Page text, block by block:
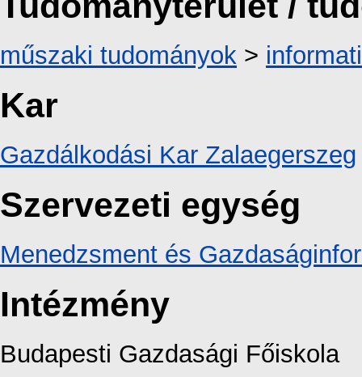
műszaki tudományok >
Kar
Gazdálkodási Kar Zalaegerszeg
Szervezeti egység
Menedzsment és
Intézmény
Budapesti Gazdasági Főiskola